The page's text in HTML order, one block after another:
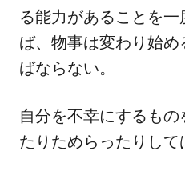
る能力があることを一
ば、物事は変わり始
ばならない。
自分を不幸にするも
たりためらったりして